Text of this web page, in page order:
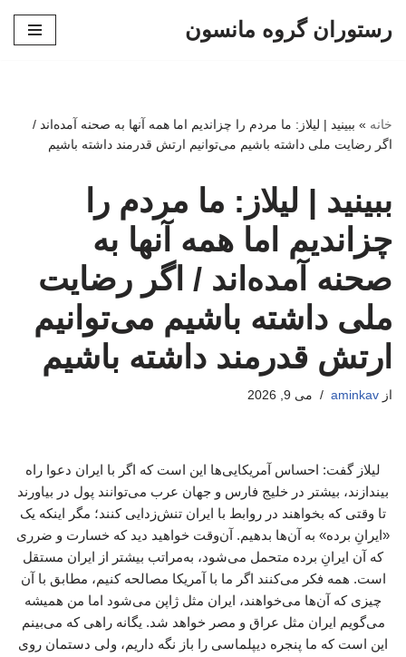
رستوران گروه مانسون
خانه » ببینید | لیلاز: ما مردم را چزاندیم اما همه آنها به صحنه آمده‌اند /
اگر رضایت ملی داشته باشیم می‌توانیم ارتش قدرمند داشته باشیم
ببینید | لیلاز: ما مردم را
چزاندیم اما همه آنها به
صحنه آمده‌اند / اگر رضایت
ملی داشته باشیم می‌توانیم
ارتش قدرمند داشته باشیم
از aminkav می 9, 2026
لیلاز گفت: احساس آمریکایی‌ها این است که اگر با ایران دعوا راه
بیندازند، بیشتر در خلیج فارس و جهان عرب می‌توانند پول در بیاورند
تا وقتی که بخواهند در روابط با ایران تنش‌زدایی کنند؛ مگر اینکه یک
«ایرانِ برده» به آن‌ها بدهیم. آن‌وقت خواهید دید که خسارت و ضرری
که آن ایرانِ برده متحمل می‌شود، به‌مراتب بیشتر از ایران مستقل
است. همه فکر می‌کنند اگر ما با آمریکا مصالحه کنیم، مطابق با آن
چیزی که آن‌ها می‌خواهند، ایران مثل ژاپن می‌شود اما من همیشه
می‌گویم ایران مثل عراق و مصر خواهد شد. یگانه راهی که می‌بینم
این است که ما پنجره دیپلماسی را باز نگه داریم، ولی دستمان روی